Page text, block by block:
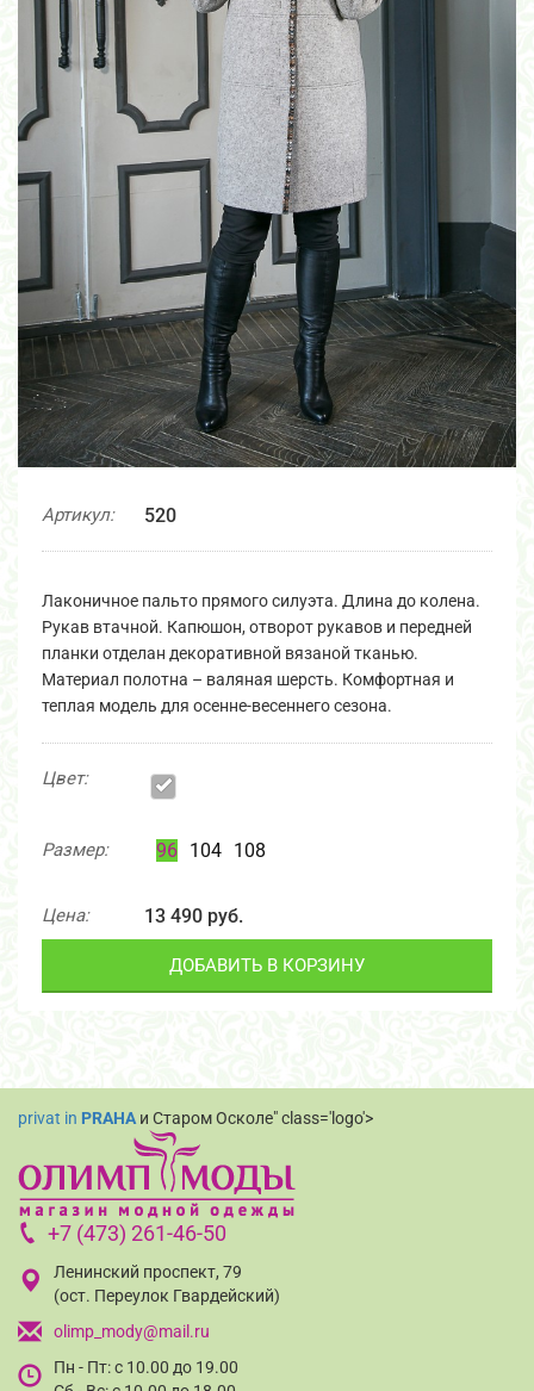
Артикул: 520
Лаконичное пальто прямого силуэта. Длина до колена.
Рукав втачной. Капюшон, отворот рукавов и передней
планки отделан декоративной вязаной тканью.
Материал полотна – валяная шерсть. Комфортная и
теплая модель для осенне-весеннего сезона.
Цвет:
Размер: 96 104 108
Цена: 13 490 руб.
ДОБАВИТЬ В КОРЗИНУ
privat in PRAHA и Старом Осколе" class='logo'>
+7 (473) 261-46-50
Ленинский проспект, 79
(ост. Переулок Гвардейский)
olimp_mody@mail.ru
Пн - Пт: с 10.00 до 19.00